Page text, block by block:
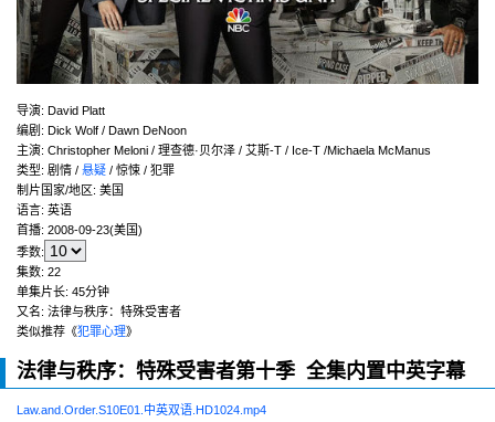
导演: David Platt
编剧 : Dick Wolf / Dawn DeNoon
主演: Christopher Meloni / 理查德·贝尔泽 / 艾斯-T / Ice-T /Michaela McManus
类型: 剧情 / 悬疑 / 惊悚 / 犯罪
制片国家/地区: 美国
语言: 英语
首播: 2008-09-23(美国)
季数:
集数: 22
单集片长: 45分钟
又名: 法律与秩序：特殊受害者
类似推荐《犯罪心理》
法律与秩序：特殊受害者第十季 全集内置中英字幕
Law.and.Order.S10E01.中英双语.HD1024.mp4